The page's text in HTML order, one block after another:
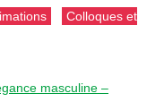
Colloques et
masculine –